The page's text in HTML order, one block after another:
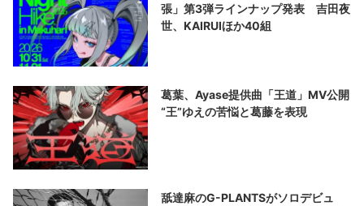
張」第3弾ラインナップ発表 吉田夜
世、KAIRUIほか40組
葛葉、Ayase提供曲「王道」MV公開
“王”ゆえの苦悩と葛藤を表現
舐達麻のG-PLANTSがソロデビュ